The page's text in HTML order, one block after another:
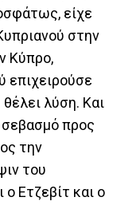
είχε
στην
Κύπρο,
επιχειρούσε
λύση. Και
προς
την
του
ο Ετζεβίτ και ο